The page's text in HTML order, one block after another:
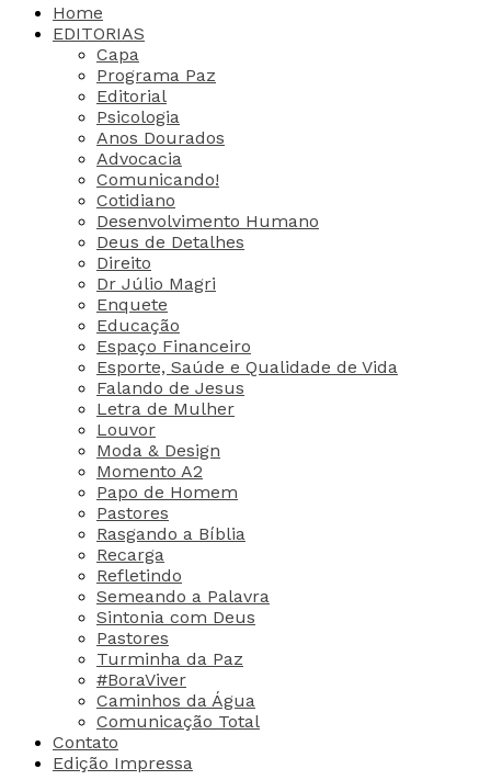
Home
EDITORIAS
Capa
Programa Paz
Editorial
Psicologia
Anos Dourados
Advocacia
Comunicando!
Cotidiano
Desenvolvimento Humano
Deus de Detalhes
Direito
Dr Júlio Magri
Enquete
Educação
Espaço Financeiro
Esporte, Saúde e Qualidade de Vida
Falando de Jesus
Letra de Mulher
Louvor
Moda & Design
Momento A2
Papo de Homem
Pastores
Rasgando a Bíblia
Recarga
Refletindo
Semeando a Palavra
Sintonia com Deus
Pastores
Turminha da Paz
#BoraViver
Caminhos da Água
Comunicação Total
Contato
Edição Impressa